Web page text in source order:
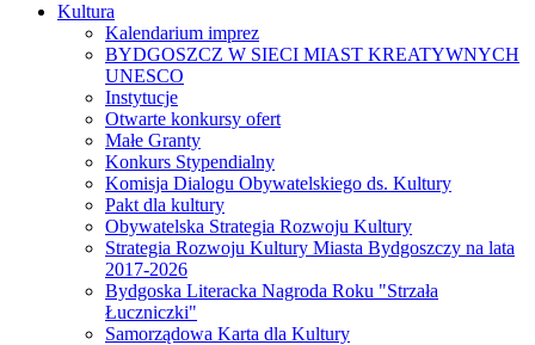
Kultura
Kalendarium imprez
BYDGOSZCZ W SIECI MIAST KREATYWNYCH
UNESCO
Instytucje
Otwarte konkursy ofert
Małe Granty
Konkurs Stypendialny
Komisja Dialogu Obywatelskiego ds. Kultury
Pakt dla kultury
Obywatelska Strategia Rozwoju Kultury
Strategia Rozwoju Kultury Miasta Bydgoszczy na lata
2017-2026
Bydgoska Literacka Nagroda Roku "Strzała
Łuczniczki"
Samorządowa Karta dla Kultury